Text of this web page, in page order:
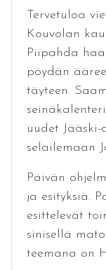
Tervetuloa
Kouvolan
Piipahda
pöydän
täyteen.
uudet
selailemaan
Päivän
ja esityksiä.
esittelevät
sinisellä
teemana on